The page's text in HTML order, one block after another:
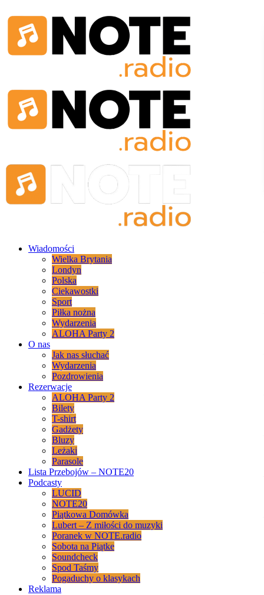
Wiadomości
Wielka Brytania
Londyn
Polska
Ciekawostki
Sport
Piłka nożna
Wydarzenia
ALOHA Party 2
O nas
Jak nas słuchać
Wydarzenia
Pozdrowienia
Rezerwacje
ALOHA Party 2
Bilety
T-shirt
Gadżety
Bluzy
Leżaki
Parasole
Lista Przebojów – NOTE20
Podcasty
LUCID
NOTE20
Piątkowa Domówka
Lubert – Z miłości do muzyki
Poranek w NOTE.radio
Sobota na Piątke
Soundcheck
Spod Taśmy
Pogaduchy o klasykach
Reklama